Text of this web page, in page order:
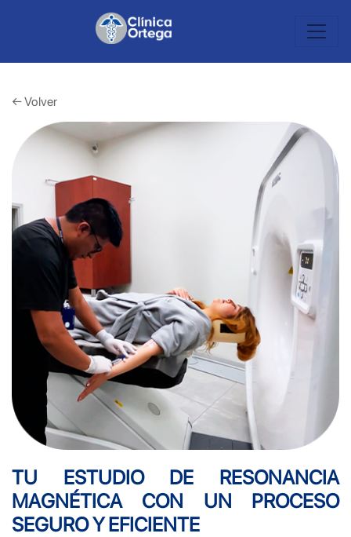
← Volver
TU ESTUDIO DE RESONANCIA
MAGNÉTICA CON UN PROCESO
SEGURO Y EFICIENTE